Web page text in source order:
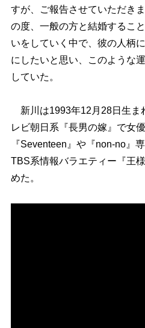
すが、ご報告させていただき
の度、一般の方と結婚するこ
いをしていく中で、彼の人柄
にしたいと思い、このような
していた。
新川は1993年12月28日生ま
レビ朝日系『長男の嫁』で女
『Seventeen』や『non-no』
TBS系情報バラエティー『王
めた。